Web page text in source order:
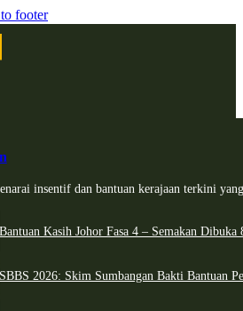
footer
insentif dan bantuan kerajaan terkini
Bantuan Kasih Johor Fasa 4 – Semakan
2026: Skim Sumbangan Bakti Bantuan